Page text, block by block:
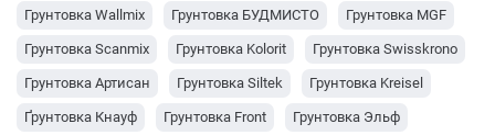
Грунтовка Wallmix Грунтовка БУДМИСТО Грунтовка MGF
Грунтовка Scanmix Грунтовка Kolorit Грунтовка Swisskrono
Грунтовка Артисан Грунтовка Siltek Грунтовка Kreisel
Ґрунтовка Кнауф Грунтовка Front Грунтовка Эльф